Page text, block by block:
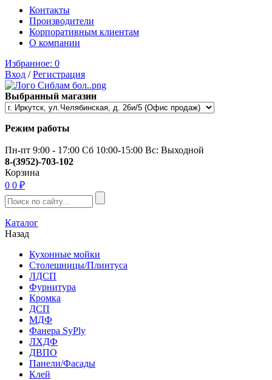
Контакты
Производители
Корпоративным клиентам
О компании
Избранное: 0
Вход /Регистрация
Выбранный магазин
Режим работы
Пн-пт 9:00 - 17:00 Сб 10:00-15:00 Вс: Выходной
8-(3952)-703-102
Корзина
0 0 ₽
Каталог
Назад
Кухонные мойки
Столешницы/Плинтуса
ЛДСП
Фурнитура
Кромка
ДСП
МДФ
Фанера SyPly
ЛХДФ
ДВПО
Панели/Фасады
Клей